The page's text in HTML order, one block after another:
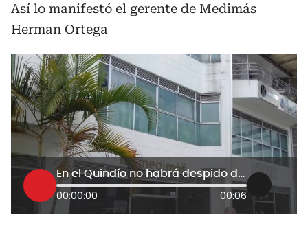
Así lo manifestó el gerente de Medimás
Herman Ortega
En el Quindío no habrá despido de trabajadores de Medimás: Directivas
00:00:00 00:06